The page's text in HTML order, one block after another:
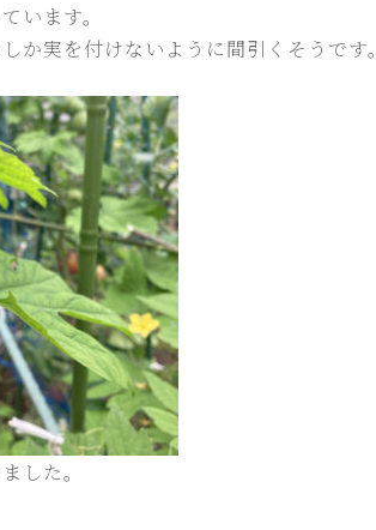
います。
か実を付けないように間引くそうです。
した。